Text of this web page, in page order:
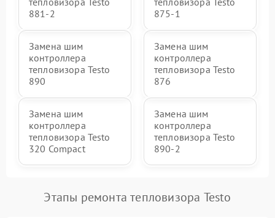
881-2
875-1
Замена шим
контроллера
тепловизора Testo
890
Замена шим
контроллера
тепловизора Testo
876
Замена шим
контроллера
тепловизора Testo
320 Compact
Замена шим
контроллера
тепловизора Testo
890-2
Этапы ремонта тепловизора Testo